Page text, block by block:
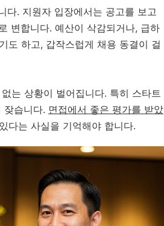
다. 지원자 입장에서는 공고를 보고
변합니다. 예산이 삭감되거나, 급하
도 하고, 갑작스럽게 채용 동결이 걸
는 상황이 벌어집니다. 특히 스타트
잦습니다. 면접에서 좋은 평가를 받았
다는 사실을 기억해야 합니다.